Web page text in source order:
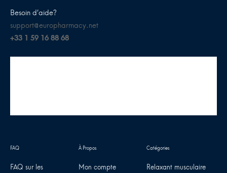
Besoin d’aide?
support@europharmacy.net
+33 1 59 16 88 68
FAQ sur les
Mon compte Relaxant musculaire